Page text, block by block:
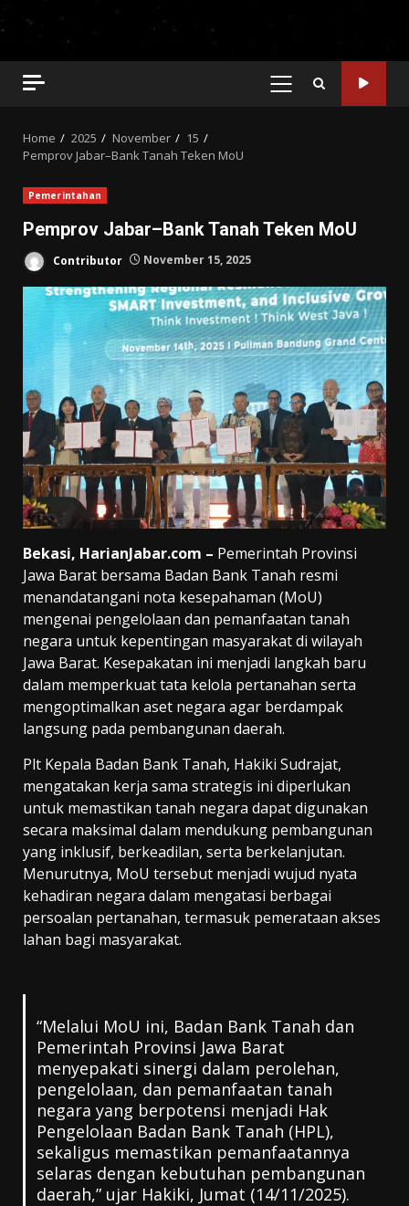
PRIMARY
Home 2025 November
15
Pemprov Jabar–Bank Tanah Teken MoU
Pemerintahan
Pemprov Jabar–Bank Tanah Teken MoU
Contributor November 15, 2025
Bekasi, HarianJabar.com – Pemerintah Provinsi
Jawa Barat bersama Badan Bank Tanah resmi
menandatangani nota kesepahaman (MoU)
mengenai pengelolaan dan pemanfaatan tanah
negara untuk kepentingan masyarakat di wilayah
Jawa Barat. Kesepakatan ini menjadi langkah baru
dalam memperkuat tata kelola pertanahan serta
mengoptimalkan aset negara agar berdampak
langsung pada pembangunan daerah.
Plt Kepala Badan Bank Tanah, Hakiki Sudrajat,
mengatakan kerja sama strategis ini diperlukan
untuk memastikan tanah negara dapat digunakan
secara maksimal dalam mendukung pembangunan
yang inklusif, berkeadilan, serta berkelanjutan.
Menurutnya, MoU tersebut menjadi wujud nyata
kehadiran negara dalam mengatasi berbagai
persoalan pertanahan, termasuk pemerataan akses
lahan bagi masyarakat.
“Melalui MoU ini, Badan Bank Tanah dan
Pemerintah Provinsi Jawa Barat
menyepakati sinergi dalam perolehan,
pengelolaan, dan pemanfaatan tanah
negara yang berpotensi menjadi Hak
Pengelolaan Badan Bank Tanah (HPL),
sekaligus memastikan pemanfaatannya
selaras dengan kebutuhan pembangunan
daerah,” ujar Hakiki, Jumat (14/11/2025).